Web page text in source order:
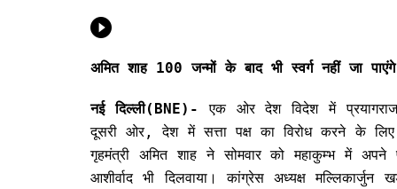
अमित शाह 100 जन्मों के बाद भी स्वर्ग नहीं जा
नई दिल्ली(BNE)- एक ओर देश विदेश में
दूसरी ओर, देश में सत्ता पक्ष का विरोध करने के
गृहमंत्री अमित शाह ने सोमवार को महाकुम्भ में
आशीर्वाद भी दिलवाया। कांग्रेस अध्यक्ष